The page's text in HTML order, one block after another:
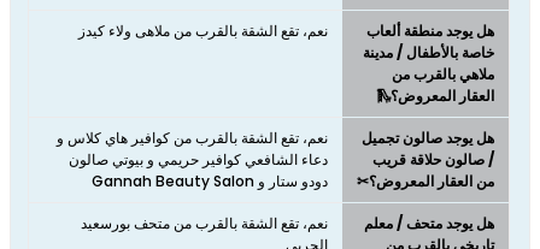
هل يوجد منطقة ألعاب
خاصة بالأطفال / مدينة
ملاهي بالقرب من
العقار المعروض؟🛝
نعم، تقع الشقة بالقرب من ملاهى ولاء كيدز
هل يوجد صالون تجميل
/ صالون حلاقة قريب
من العقار المعروض؟✂
نعم، تقع الشقة بالقرب من كوافير هاي كلاس و
دعاء الشافعي كوافير حريمي و بيوتي صالون
دودو ستار و Gannah Beauty Salon
هل يوجد متحف / معلم
تاريخي بالقرب من
نعم، تقع الشقة بالقرب من متحف بورسعيد
الحربى